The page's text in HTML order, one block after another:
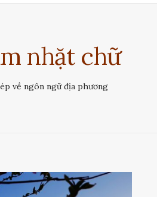
nhặt chữ
về ngôn ngữ địa phương